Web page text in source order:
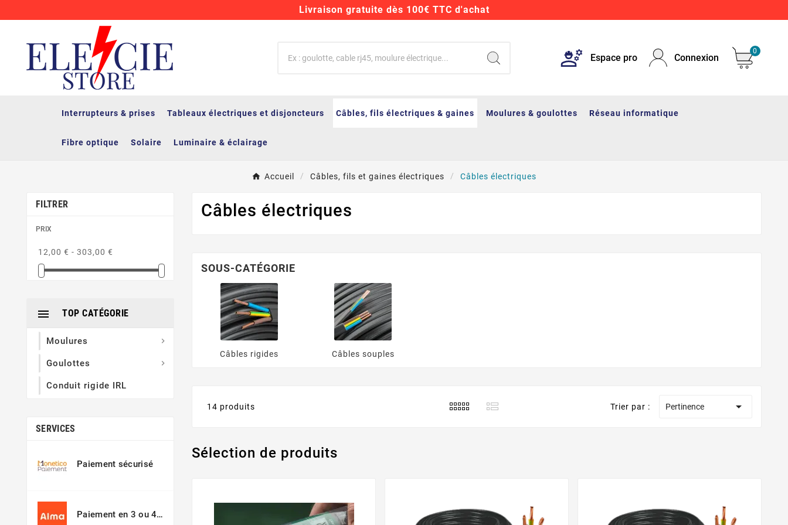
Livraison gratuite dès 100€ TTC d'achat
Espace pro Connexion
0
Interrupteurs & prises Tableaux électriques et disjoncteurs Câbles, fils électriques & gaines Moulures & goulottes Réseau informatique
Fibre optique Solaire Luminaire & éclairage
Accueil Câbles, fils et gaines électriques Câbles électriques
FILTRER
PRIX
12,00 € - 303,00 €
TOP CATÉGORIE

Moulures 
Goulottes 
Conduit rigide IRL
SERVICES
Paiement sécurisé
Paiement en 3 ou 4
Câbles électriques
SOUS-CATÉGORIE
Câbles rigides Câbles souples
14 produits Trier par : Pertinence 
Sélection de produits